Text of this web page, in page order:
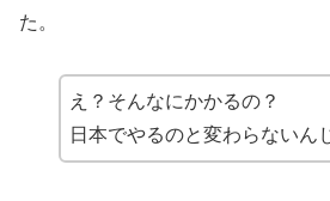
た。
え？そんなにかかるの？
日本でやるのと変わらないん